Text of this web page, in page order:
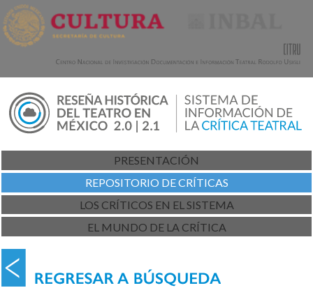
PRESENTACIÓN
REPOSITORIO DE CRÍTICAS
LOS CRÍTICOS EN EL SISTEMA
EL MUNDO DE LA CRÍTICA